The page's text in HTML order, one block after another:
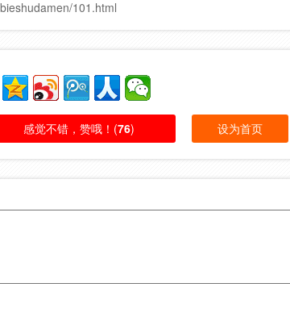
101.html
感觉不错，赞哦！(76) 设为首页